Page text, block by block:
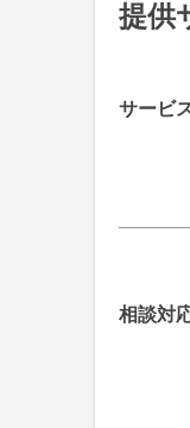
提供
サービ
相談対